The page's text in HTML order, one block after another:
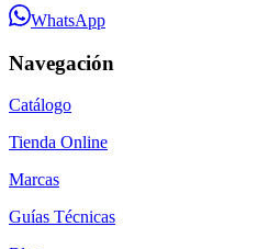
WhatsApp
Navegación
Catálogo
Tienda Online
Marcas
Guías Técnicas